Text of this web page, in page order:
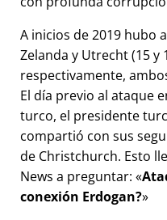
A inicios de 2019 hubo
Zelanda y Utrecht (15 y
respectivamente,
El día previo al ataque
turco, el presidente
compartió con sus
de Christchurch. Esto
News a preguntar:
conexión Erdogan?